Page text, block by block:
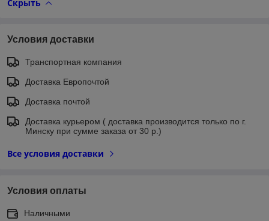
Скрыть
Условия доставки
Транспортная компания
Доставка Европочтой
Доставка почтой
Доставка курьером ( доставка производится только по г.
Минску при сумме заказа от 30 р.)
Все условия доставки
Условия оплаты
Наличными